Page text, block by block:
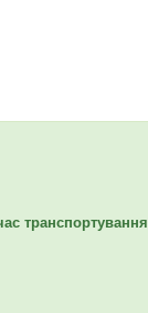
транспортування